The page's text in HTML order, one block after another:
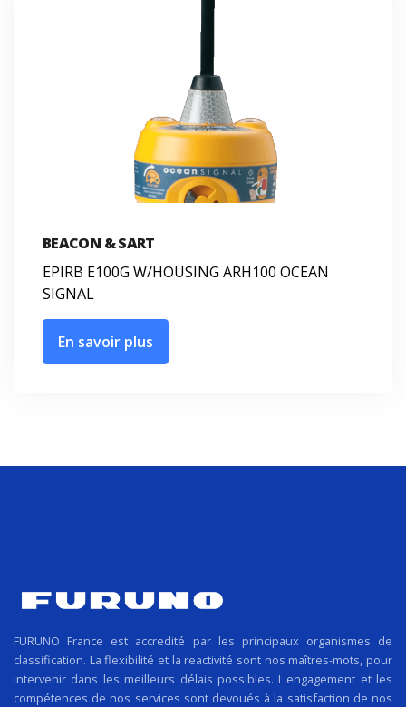
BEACON & SART
EPIRB E100G W/HOUSING ARH100 OCEAN
SIGNAL
En savoir plus
FURUNO France est accredité par les principaux organismes de
classification. La flexibilité et la reactivité sont nos maîtres-mots, pour
intervenir dans les meilleurs délais possibles. L'engagement et les
compétences de nos services sont devoués à la satisfaction de nos